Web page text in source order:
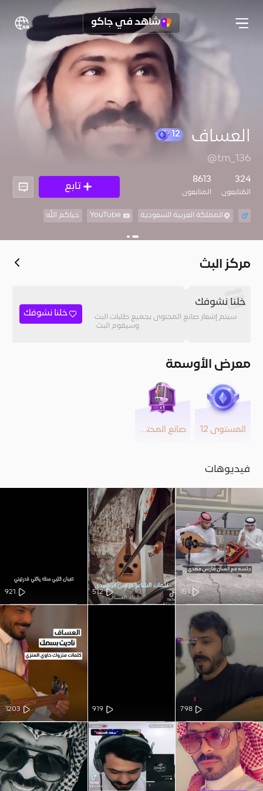
شاهد في جاكو
العساف
12@tm_136
324
المُتابعون
8613
المتابعون
تابع
المملكة العربية السعودية حياكم الله
مركز البث
خلنا نشوفك
سيتم إشعار صانع المحتوى بجميع طلبات البث
وسيقوم البث.
خلنا نشوفك
معرض الأوسمة
المستوى 12 صانع المحتوى
فيديوهات
151
512
921
798
919
1203